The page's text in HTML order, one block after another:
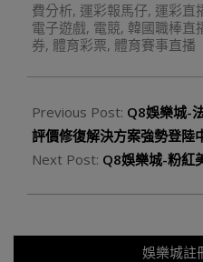
費分析, 運彩報馬仔, 運彩直
電子遊戲, 電競, 韓國職棒直
券, 體育彩票, 體育賽事直播
Previous Post: Q8娛樂城-
評價修復解決方案強勢登陸
Next Post: Q8娛樂城-粉紅
娛樂城註